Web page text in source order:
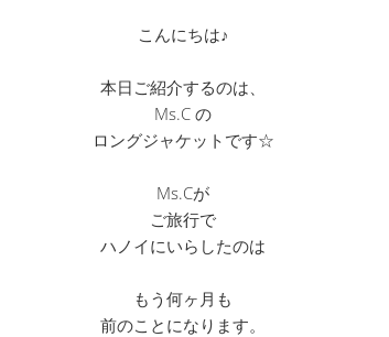
こんにちは♪
本日ご紹介するのは、
Ms.C の
ロングジャケットです☆
Ms.Cが
ご旅行で
ハノイにいらしたのは
もう何ヶ月も
前のことになります。